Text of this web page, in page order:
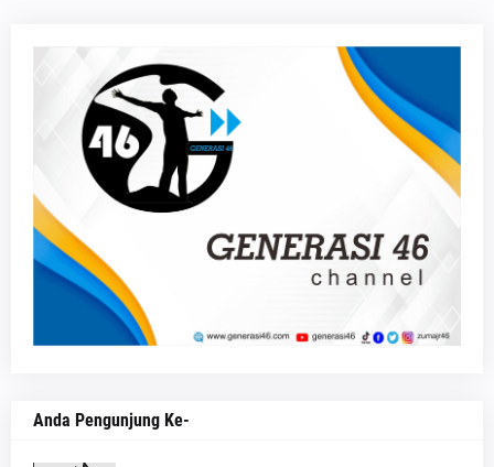
Anda Pengunjung Ke-